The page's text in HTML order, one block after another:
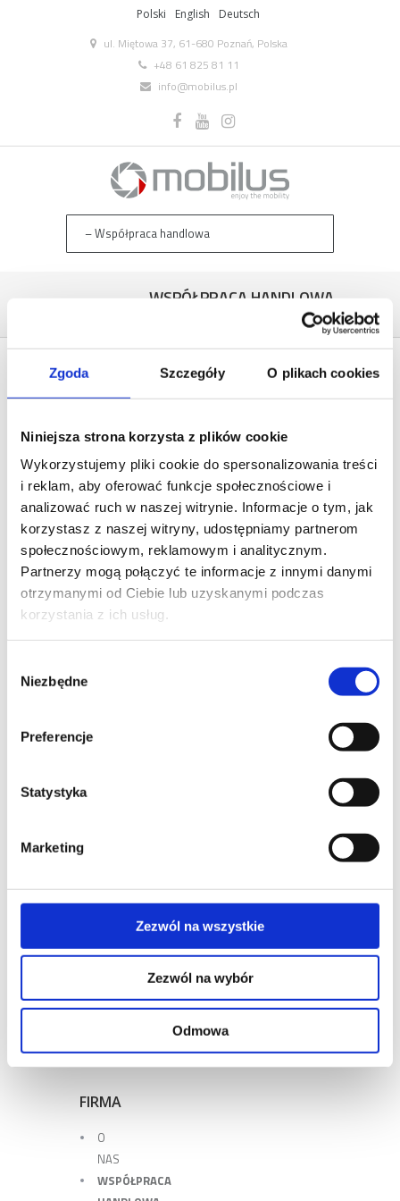
Zgoda Szczegóły O plikach cookies
Niniejsza strona korzysta z plików cookie
Wykorzystujemy pliki cookie do spersonalizowania treści
i reklam, aby oferować funkcje społecznościowe i
analizować ruch w naszej witrynie. Informacje o tym, jak
korzystasz z naszej witryny, udostępniamy partnerom
społecznościowym, reklamowym i analitycznym.
Partnerzy mogą połączyć te informacje z innymi danymi
otrzymanymi od Ciebie lub uzyskanymi podczas
korzystania z ich usług.
zgody
Niezbędne
Preferencje
Statystyka
Marketing
Zezwól na wszystkie
Zezwól na wybór
Odmowa
Polski English Deutsch
ul. Miętowa 37, 61-680 Poznań, Polska
+48 61 825 81 11
info@mobilus.pl
WSPÓŁPRACA HANDLOWA
przedsiębiorstwa, firmy prowadzące
działalność w zakresie produkcji, dystrybucji i
montażu rolet zewnętrznych, bram
rolowanych, stolarki okiennej oraz
dostarczających rozwiązania w zakresie
inteligentnie sterowanych domów.
Jeżeli jesteś zainteresowany już dziś skontaktuj
się z nami - nasi specjaliści pozostają do
DO POBRANIA
Lista plików:
OGÓLNE WARUNKI SPRZEDAŻY I DOSTAW - PL
OGÓLNE WARUNKI GWARANCJI - PL
FIRMA
O
NAS
WSPÓŁPRACA